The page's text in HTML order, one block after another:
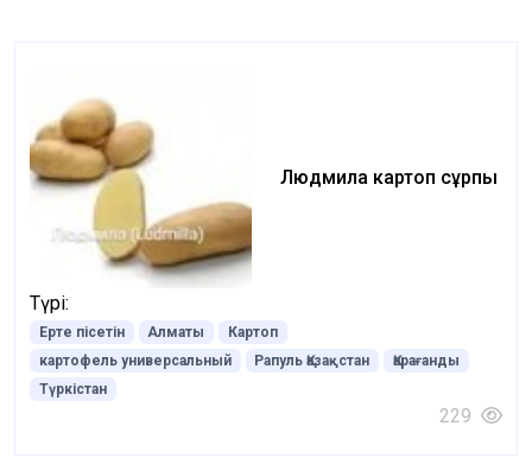
Людмила картоп сұрпы
Түрі:
Ерте пісетін Алматы
Картоп
картофель универсальный
Рапуль Қазақстан
Қарағанды
Түркістан
229